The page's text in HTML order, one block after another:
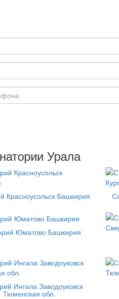
Урала
Красноусольск Башкирия
Юматово Башкирия
Ингала Заводоуковск
Тюменская обл.